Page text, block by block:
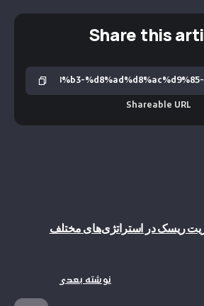
Share this
Shareable URL
ریسک در استراتژی‌های مختلف
نوشته بعدی